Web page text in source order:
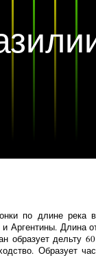
по длине река
и Аргентины. Длина
образует дельту
Образует